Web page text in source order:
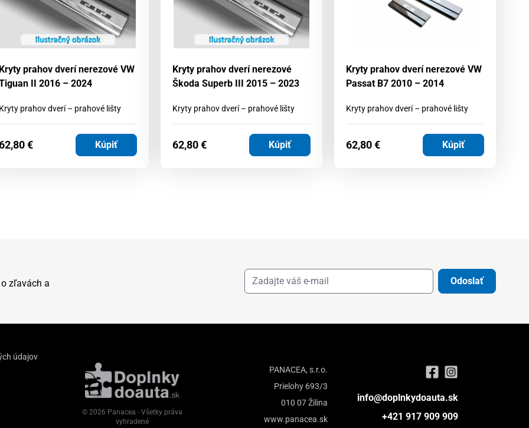
prahov dverí nerezové VW
II 2016 – 2024
prahov dverí – prahové lišty
€ Kúpiť
Kryty prahov dverí nerezové
Škoda Superb III 2015 – 2023
Kryty prahov dverí – prahové lišty
62,80€ Kúpiť
Kryty prahov dverí nerezové VW
Passat B7 2010 – 2014
Kryty prahov dverí – prahové lišty
62,80€ Kúpiť
zľavách a Odoslať
údajov
PANACEA, s.r.o.
Prielohy 693/3
010 07 Žilina
www.panacea.sk
info@doplnkydoauta.sk
+421 917 909 909
© 2026 Panacea - Všetky práva
vyhradené